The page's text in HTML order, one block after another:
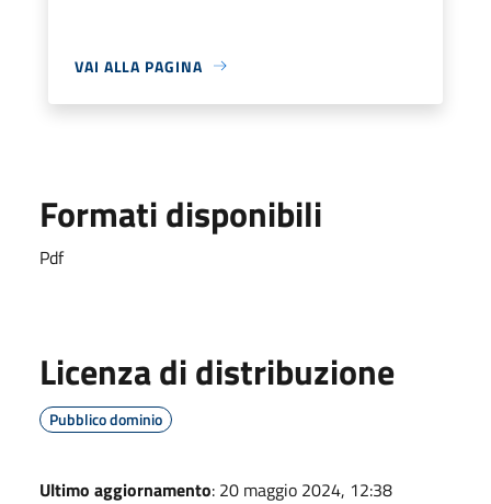
VAI ALLA PAGINA
Formati disponibili
Pdf
Licenza di distribuzione
Pubblico dominio
Ultimo aggiornamento: 20 maggio 2024, 12:38